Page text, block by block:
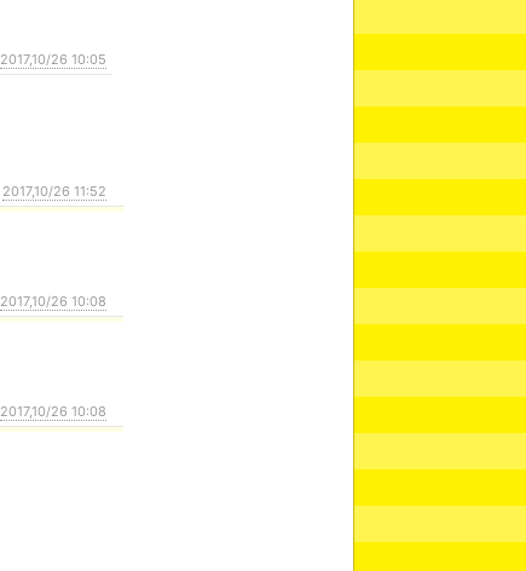
2017,10/26 10:05
2017,10/26 11:52
2017,10/26 10:08
2017,10/26 10:08